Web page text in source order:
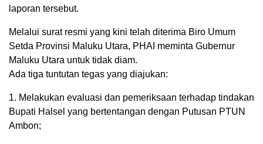
laporan tersebut.
Melalui surat resmi yang kini telah diterima Biro Umum
Setda Provinsi Maluku Utara, PHAI meminta Gubernur
Maluku Utara untuk tidak diam.
Ada tiga tuntutan tegas yang diajukan:
1. Melakukan evaluasi dan pemeriksaan terhadap tindakan
Bupati Halsel yang bertentangan dengan Putusan PTUN
Ambon;